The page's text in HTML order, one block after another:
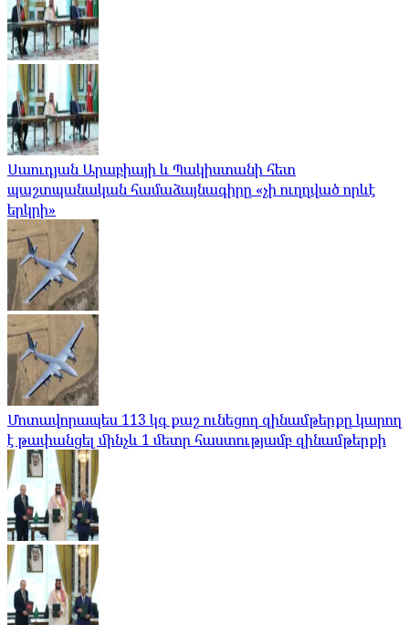
Սաուդյան Արաբիայի և Պակիստանի հետ
պաշտպանական համաձայնագիրը «չի ուղղված որևէ
երկրի»
Մոտավորապես 113 կգ քաշ ունեցող զինամթերքը կարող
է թափանցել մինչև 1 մետր հաստությամբ զինամթերքի